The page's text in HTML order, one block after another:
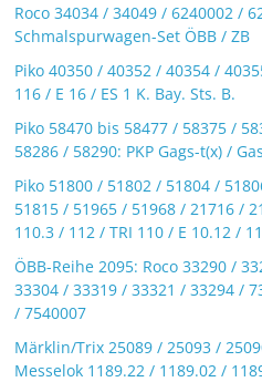
Roco 34034 / 34049 / 6240002 /
Schmalspurwagen-Set ÖBB / ZB
Piko 40350 / 40352 / 40354 /
116 / E 16 / ES 1 K. Bay. Sts. B.
Piko 58470 bis 58477 / 58375 /
58286 / 58290: PKP Gags-t(x) /
Piko 51800 / 51802 / 51804 /
51815 / 51965 / 51968 / 21716 /
110.3 / 112 / TRI 110 / E 10.12 /
ÖBB-Reihe 2095: Roco 33290 /
33304 / 33319 / 33321 / 33294 /
/ 7540007
Märklin/Trix 25089 / 25093 /
Messelok 1189.22 / 1189.02 /